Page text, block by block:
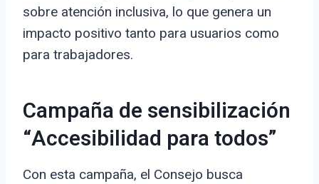
sobre atención inclusiva, lo que genera un
impacto positivo tanto para usuarios como
para trabajadores.
Campaña de sensibilización
“Accesibilidad para todos”
Con esta campaña, el Consejo busca